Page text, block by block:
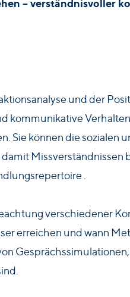
– verständnisvoller
und der
kommunikative
Sie können die sozialen
Missverständnissen
.
verschiedener
erreichen und wann